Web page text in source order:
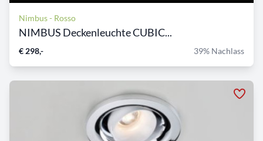
Nimbus - Rosso
NIMBUS Deckenleuchte CUBIC...
€ 298,- 39% Nachlass